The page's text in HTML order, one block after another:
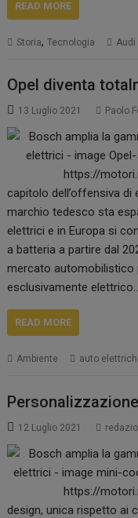
READ MORE
Storia,Tecnologia Audi
Opel diventa
13 Luglio 2021 Paolo
capitolo dell’offensiva
marchio tedesco sta
elettrici e in Europa si
a batteria a partire dal
mercato automobilistico
esclusivamente
READ MORE
Ambiente auto
12 Luglio 2021
design, unica rispetto ai